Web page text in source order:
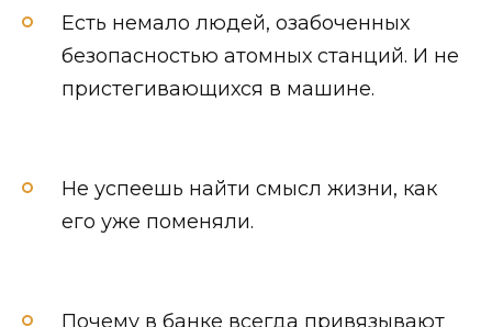
Есть немало людей, озабоченных
безопасностью атомных станций. И не
пристегивающихся в машине.
Не успеешь найти смысл жизни, как
его уже поменяли.
Почему в банке всегда привязывают